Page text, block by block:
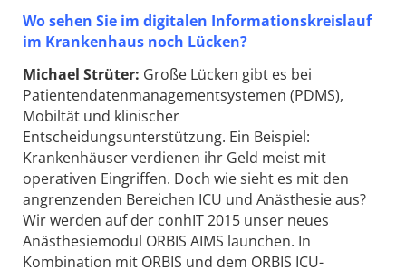
Wo sehen Sie im digitalen Informationskreislauf
im Krankenhaus noch Lücken?
Michael Strüter: Große Lücken gibt es bei
Patientendatenmanagementsystemen (PDMS),
Mobiltät und klinischer
Entscheidungsunterstützung. Ein Beispiel:
Krankenhäuser verdienen ihr Geld meist mit
operativen Eingriffen. Doch wie sieht es mit den
angrenzenden Bereichen ICU und Anästhesie aus?
Wir werden auf der conhIT 2015 unser neues
Anästhesiemodul ORBIS AIMS launchen. In
Kombination mit ORBIS und dem ORBIS ICU-